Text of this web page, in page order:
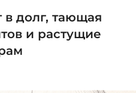
в долг, тающая
и растущие